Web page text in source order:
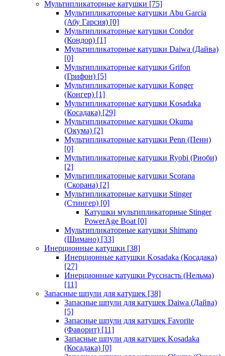
Мультипликаторные катушки [75]
Мультипликаторные катушки Abu Garcia
(Абу Гарсия) [0]
Мультипликаторные катушки Condor
(Кондор) [1]
Мультипликаторные катушки Daiwa (Дайва)
[0]
Мультипликаторные катушки Grifon
(Грифон) [5]
Мультипликаторные катушки Konger
(Конгер) [1]
Мультипликаторные катушки Kosadaka
(Косадака) [29]
Мультипликаторные катушки Okuma
(Окума) [2]
Мультипликаторные катушки Penn (Пенн)
[0]
Мультипликаторные катушки Ryobi (Риоби)
[2]
Мультипликаторные катушки Scorana
(Скорана) [2]
Мультипликаторные катушки Stinger
(Стингер) [0]
Катушки мультипликаторные Stinger
PowerAge Boat [0]
Мультипликаторные катушки Shimano
(Шимано) [33]
Инерционные катушки [38]
Инерционные катушки Kosadaka (Косадака)
[27]
Инерционные катушки Русснасть (Нельма)
[11]
Запасные шпули для катушек [38]
Запасные шпули для катушек Daiwa (Дайва)
[5]
Запасные шпули для катушек Favorite
(Фаворит) [11]
Запасные шпули для катушек Kosadaka
(Косадака) [0]